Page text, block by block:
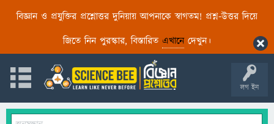
বিজ্ঞান ও প্রযুক্তির প্রশ্নোত্তর দুনিয়ায় আপনাকে স্বাগতম! প্রশ্ন-উত্তর দিয়ে
জিতে নিন পুরস্কার, বিস্তারিত এখানেদেখুন।
লগ ইন